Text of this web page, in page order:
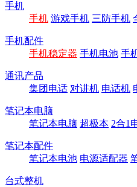
手机
手机 游戏手机 三防手机
手机配件
手机稳定器 手机电池 手
通讯产品
集团电话 对讲机 电话机
笔记本电脑
笔记本电脑 超极本 2合1
笔记本配件
笔记本电池 电源适配器
台式整机